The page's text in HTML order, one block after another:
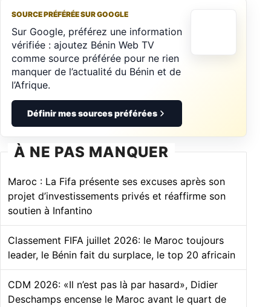
SOURCE PRÉFÉRÉE SUR GOOGLE
Sur Google, préférez une information
vérifiée : ajoutez Bénin Web TV
comme source préférée pour ne rien
manquer de l’actualité du Bénin et de
l’Afrique.
Définir mes sources préférées
À NE PAS MANQUER
Maroc : La Fifa présente ses excuses après son
projet d’investissements privés et réaffirme son
soutien à Infantino
Classement FIFA juillet 2026: le Maroc toujours
leader, le Bénin fait du surplace, le top 20 africain
CDM 2026: «Il n’est pas là par hasard», Didier
Deschamps encense le Maroc avant le quart de